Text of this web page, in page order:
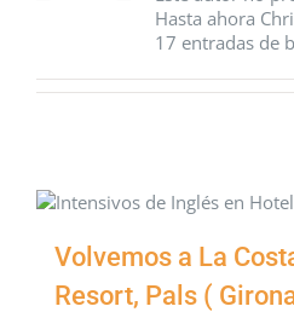
Hasta ahora
17 entradas de
Volvemos a La
Resort, Pals (